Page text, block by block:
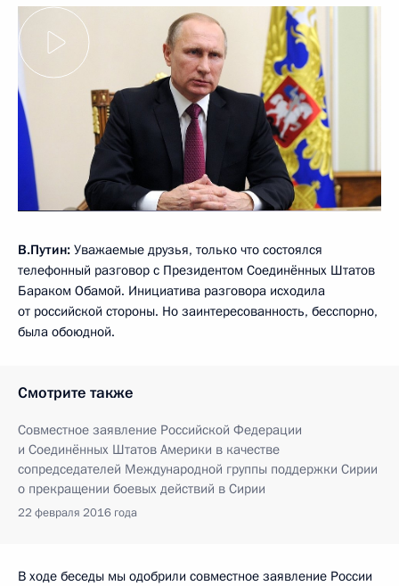
В.Путин: Уважаемые друзья, только что состоялся
телефонный разговор с Президентом Соединённых Штатов
Бараком Обамой. Инициатива разговора исходила
от российской стороны. Но заинтересованность, бесспорно,
была обоюдной.
Смотрите также
Совместное заявление Российской Федерации
и Соединённых Штатов Америки в качестве
сопредседателей Международной группы поддержки Сирии
о прекращении боевых действий в Сирии
22 февраля 2016 года
В ходе беседы мы одобрили совместное заявление России